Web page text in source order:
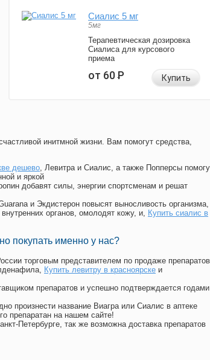
Сиалис 5 мг
5мг
Терапевтическая дозировка
Сиалиса для курсового
приема
от 60Р Купить
инитмной жизни. Вам помогут средства,
дешево, Левитра и Сиалис, а также Попперсы
и яркой
добавят силы, энергии спортсменам и решат
и Экдистерон повысят выносливость организма,
органов, омолодят кожу, и, Купить сиалис в
покупать именно у нас?
торговым представителем по продаже препаратов
, Купить левитру в красноярске и
препаратов и успешно подтверждается годами
произнести название Виагра или Сиалис в аптеке
препаратан на нашем сайте!
Петербурге, так же возможна доставка препаратов